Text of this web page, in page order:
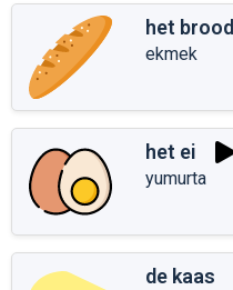
het brood
ekmek
het ei
yumurta
de kaas